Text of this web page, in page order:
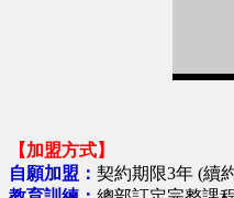
【加盟方式】
自願加盟： 契約期限3年 (續